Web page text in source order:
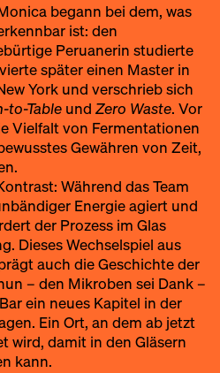
begann bei dem, was
ist: den
Peruanerin studierte
später einen Master in
York und verschrieb sich
to-Table und Zero Waste. Vor
Vielfalt von Fermentationen
Gewähren von Zeit,
Während das Team
Energie agiert und
der Prozess im Glas
Dieses Wechselspiel aus
auch die Geschichte der
– den Mikroben sei Dank –
ein neues Kapitel in der
Ein Ort, an dem ab jetzt
wird, damit in den Gläsern
kann.